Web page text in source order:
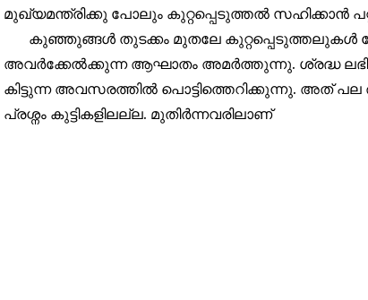
മുഖ്യമന്ത്രിക്കു പോലും കുറ്റപ്പെടുത്തൽ സഹിക്കാൻ
കുഞ്ഞുങ്ങൾ തുടക്കം മുതലേ കുറ്റപ്പെടുത്തലുകൾ
അവർക്കേൽക്കുന്ന ആഘാതം അമർത്തുന്നു. ശ്രദ്ധ
കിട്ടുന്ന അവസരത്തിൽ പൊട്ടിത്തെറിക്കുന്നു. അത്
പ്രശ്നം കുട്ടികളിലല്ല. മുതിർന്നവരിലാണ്